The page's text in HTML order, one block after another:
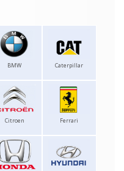
BMW Caterpillar
Citroen Ferrari